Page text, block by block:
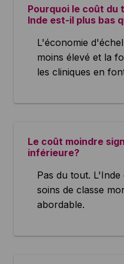
Pourquoi le coût du
Inde est-il plus bas
L'économie
moins élevé et la
les cliniques en
Le coût moindre
inférieure?
Pas du tout.
soins de classe
abordable.